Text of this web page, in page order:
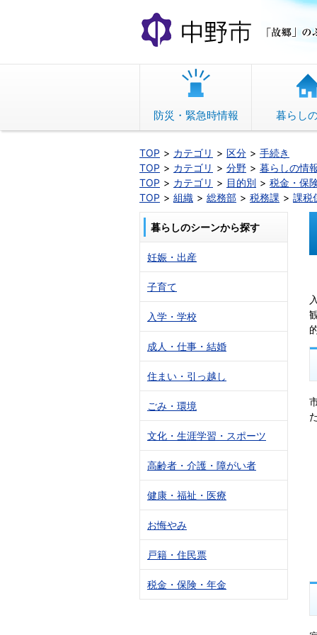
文
へ
動
防災・緊急時情報 暮らし
TOP カテゴリ 区分
手続き
TOP
カテゴリ 分野
暮らしの情
TOP
カテゴリ 目的別
税金・保
TOP
組織 総務部 税務課 課税
暮らしのシーンから探す
妊娠・出産
子育て
入学・学校
成人・仕事・結婚
住まい・引っ越し
ごみ・環境
文化・生涯学習・スポーツ
高齢者・介護・障がい者
健康・福祉・医療
お悔やみ
戸籍・住民票
税金・保険・年金